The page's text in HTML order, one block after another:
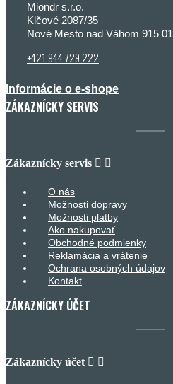
Miondr s.r.o.
Klčové 2087/35
Nové Mesto nad Váhom 915 01
+421 944 729 222
Informácie o e-shope
ZÁKAZNÍCKY SERVIS
Zákaznícky servis  
O nás
Možnosti dopravy
Možnosti platby
Ako nakupovať
Obchodné podmienky
Reklamácia a vrátenie
Ochrana osobných údajov
Kontakt
ZÁKAZNÍCKY ÚČET
Zákaznícky účet  